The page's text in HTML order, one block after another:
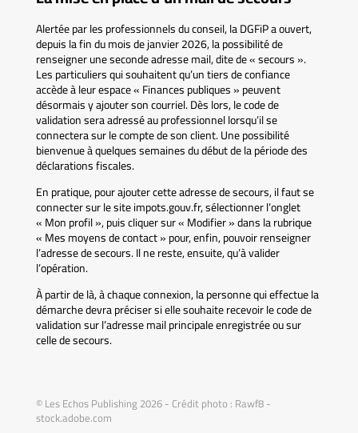
Alertée par les professionnels du conseil, la DGFiP a ouvert,
depuis la fin du mois de janvier 2026, la possibilité de
renseigner une seconde adresse mail, dite de « secours ».
Les particuliers qui souhaitent qu’un tiers de confiance
accède à leur espace « Finances publiques » peuvent
désormais y ajouter son courriel. Dès lors, le code de
validation sera adressé au professionnel lorsqu’il se
connectera sur le compte de son client. Une possibilité
bienvenue à quelques semaines du début de la période des
déclarations fiscales.
En pratique, pour ajouter cette adresse de secours, il faut se
connecter sur le site impots.gouv.fr, sélectionner l’onglet
« Mon profil », puis cliquer sur « Modifier » dans la rubrique
« Mes moyens de contact » pour, enfin, pouvoir renseigner
l’adresse de secours. Il ne reste, ensuite, qu’à valider
l’opération.
À partir de là, à chaque connexion, la personne qui effectue la
démarche devra préciser si elle souhaite recevoir le code de
validation sur l’adresse mail principale enregistrée ou sur
celle de secours.
© Les Echos Publishing 2026 - Crédit photo : Rawf8 -
stock.adobe.com